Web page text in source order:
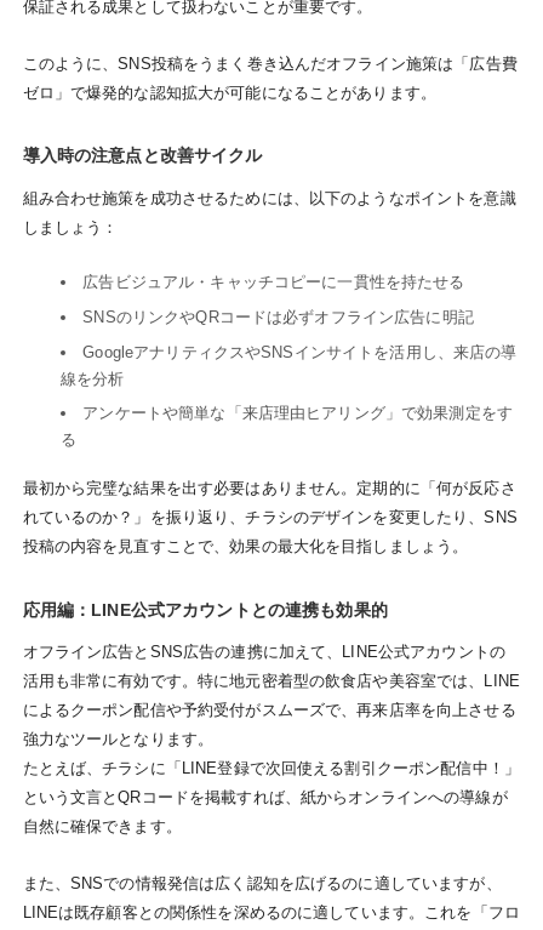
保証される成果として扱わないことが重要です。
このように、SNS投稿をうまく巻き込んだオフライン施策は「広告費
ゼロ」で爆発的な認知拡大が可能になることがあります。
導入時の注意点と改善サイクル
組み合わせ施策を成功させるためには、以下のようなポイントを意識
しましょう：
広告ビジュアル・キャッチコピーに一貫性を持たせる
SNSのリンクやQRコードは必ずオフライン広告に明記
GoogleアナリティクスやSNSインサイトを活用し、来店の導
線を分析
アンケートや簡単な「来店理由ヒアリング」で効果測定をす
る
最初から完璧な結果を出す必要はありません。定期的に「何が反応さ
れているのか？」を振り返り、チラシのデザインを変更したり、SNS
投稿の内容を見直すことで、効果の最大化を目指しましょう。
応用編：LINE公式アカウントとの連携も効果的
オフライン広告とSNS広告の連携に加えて、LINE公式アカウントの
活用も非常に有効です。特に地元密着型の飲食店や美容室では、LINE
によるクーポン配信や予約受付がスムーズで、再来店率を向上させる
強力なツールとなります。
たとえば、チラシに「LINE登録で次回使える割引クーポン配信中！」
という文言とQRコードを掲載すれば、紙からオンラインへの導線が
自然に確保できます。
また、SNSでの情報発信は広く認知を広げるのに適していますが、
LINEは既存顧客との関係性を深めるのに適しています。これを「フロ